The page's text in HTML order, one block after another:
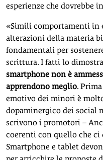
esperienze che dovrebbe
«Simili comportamenti in
alterazioni della materia
fondamentali per
scrittura. I fatti lo
smartphone non è
apprendono meglio.
emotivo dei minori è
dopaminergico dei social
scrivono i promotori –
coerenti con quello che ci
Smartphone e tablet